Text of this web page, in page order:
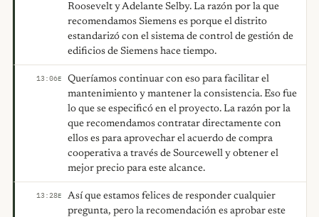
Roosevelt y Adelante Selby. La razón por la que
recomendamos Siemens es porque el distrito
estandarizó con el sistema de control de gestión de
edificios de Siemens hace tiempo.
13:06E
Queríamos continuar con eso para facilitar el
mantenimiento y mantener la consistencia. Eso fue
lo que se especificó en el proyecto. La razón por la
que recomendamos contratar directamente con
ellos es para aprovechar el acuerdo de compra
cooperativa a través de Sourcewell y obtener el
mejor precio para este alcance.
13:28E
Así que estamos felices de responder cualquier
pregunta, pero la recomendación es aprobar este